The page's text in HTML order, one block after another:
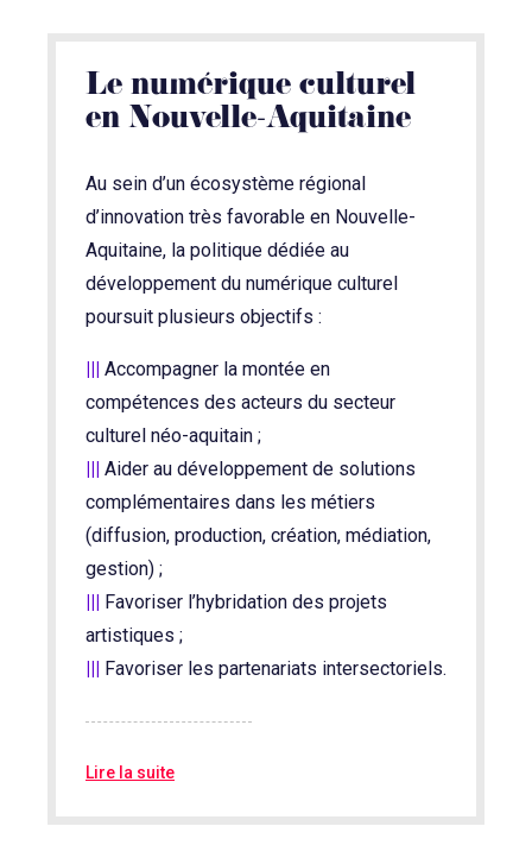
Le numérique culturel
en Nouvelle-Aquitaine
Au sein d’un écosystème régional
d’innovation très favorable en Nouvelle-
Aquitaine, la politique dédiée au
développement du numérique culturel
poursuit plusieurs objectifs :
||| Accompagner la montée en
compétences des acteurs du secteur
culturel néo-aquitain ;
||| Aider au développement de solutions
complémentaires dans les métiers
(diffusion, production, création, médiation,
gestion) ;
||| Favoriser l’hybridation des projets
artistiques ;
||| Favoriser les partenariats intersectoriels.
Lire la suite